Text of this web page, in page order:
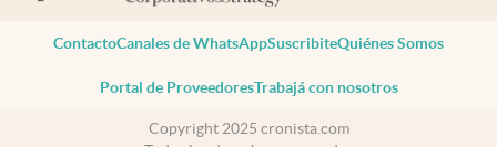
ContactoCanales de WhatsAppSuscribiteQuiénes Somos
Portal de ProveedoresTrabajá con nosotros
Copyright 2025 cronista.com